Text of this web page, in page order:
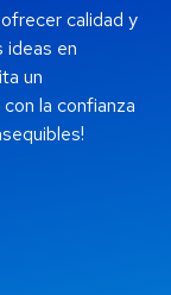
calidad y
ideas en
un
la confianza